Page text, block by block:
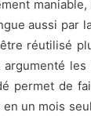
aussi par
réutilisé
permet de
un mois